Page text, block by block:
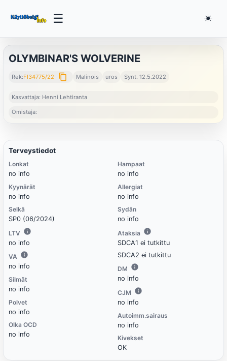
☰ ☀️
OLYMBINAR'S WOLVERINE
Rek:FI34775/22 content_copy Malinois uros Synt. 12.5.2022
Kasvattaja: Henni Lehtiranta
Omistaja:
Terveystiedot
Lonkat
no info
Kyynärät
no info
Selkä
SP0 (06/2024)
LTV
no info
VA
no info
Silmät
no info
Polvet
no info
Olka OCD
no info
Hampaat
no info
Allergiat
no info
Sydän
no info
Ataksia
SDCA1 ei tutkittu
SDCA2 ei tutkittu
DM
no info
CJM
no info
Autoimm.sairaus
no info
Kivekset
OK